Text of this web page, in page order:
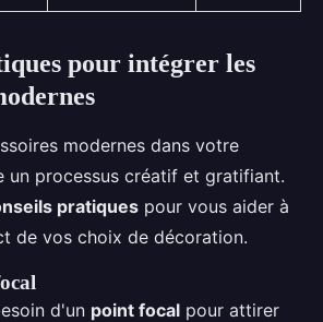
pour intégrer les
modernes dans votre
un processus créatif et gratifiant.
pratiques pour vous aider à
de vos choix de décoration.
d'un point focal pour attirer